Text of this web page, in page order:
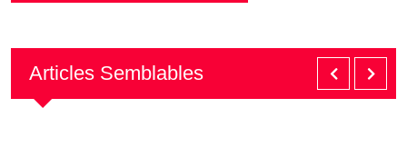
Articles Semblables